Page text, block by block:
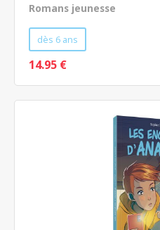
Romans jeunesse
dès 6 ans
14.95 €